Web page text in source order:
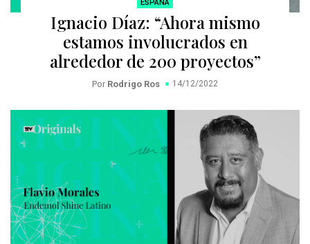
ESPAÑA
Ignacio Díaz: “Ahora mismo
estamos involucrados en
alrededor de 200 proyectos”
Por Rodrigo Ros 14/12/2022